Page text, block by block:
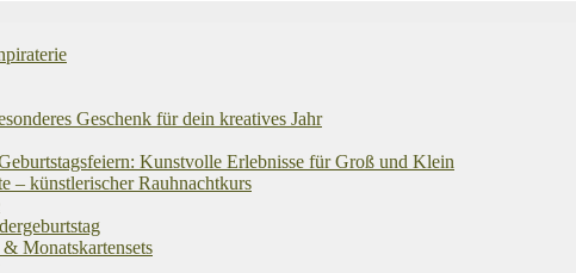
Geschenk für dein kreatives Jahr
Kunstvolle Erlebnisse für Groß und Klein
– künstlerischer Rauhnachtkurs
Monatskartensets